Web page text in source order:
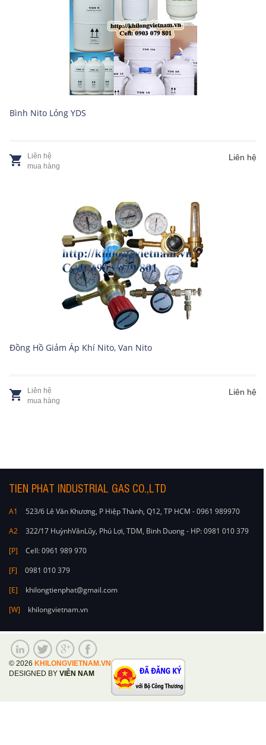
Bình Nito Lỏng YDS
Liên hệ
mua hàng
Liên hệ
Đồng Hồ Giảm Áp Khí Nito, Van Nito
Liên hệ
mua hàng
Liên hệ
TIEN PHAT INDUSTRIAL GAS CO.,LTD
A1
523/6 Lê Văn Khương, P Hiệp Thành, Q12, TP HCM - 0961 989970
A2
322/17 HuỳnhVănLũy, Phú Lợi, TDM, Binh Duong - HP: 0981 010 379
[P]
Cell: 0961 989 970
[F]
0981 010 379
[E]
khilongtienphat@gmail.com
[W]
khilongvietnam.vn
© 2026 KHILONGVIETNAM.VN
DESIGNED BY VIỄN NAM